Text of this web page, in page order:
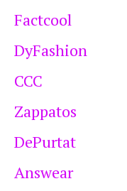
Factcool
DyFashion
CCC
Zappatos
DePurtat
Answear